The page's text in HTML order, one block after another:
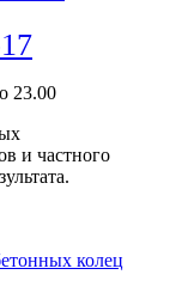
23.00
и частного
колец